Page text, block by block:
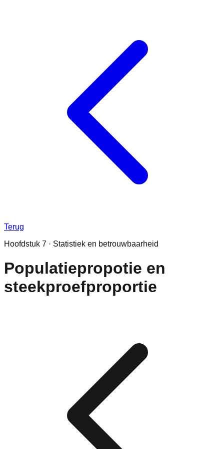
Terug
Hoofdstuk 7 · Statistiek en betrouwbaarheid
Populatiepropotie en
steekproefproportie